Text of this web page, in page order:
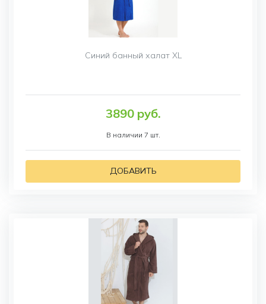
Синий банный халат XL
3890 руб.
В наличии 7 шт.
ДОБАВИТЬ